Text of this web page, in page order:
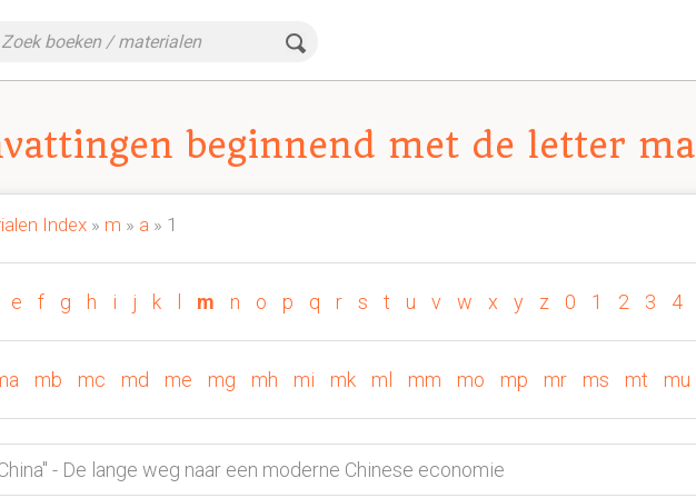
beginnend met de letter ma
Index » m » a » 1
e f g h i j k m n o p q r s t u v w x y z 0 1 2 3 4
mb mc md me mg mh mi mk ml mm mo mp mr ms mt mu
- De lange weg naar een moderne Chinese economie